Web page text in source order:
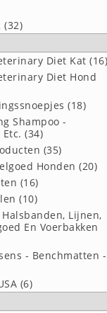
(32)
Diet Kat (16)
Diet Hond
(18)
Shampoo -
(34)
(35)
Honden (20)
(16)
(10)
Halsbanden, Lijnen,
En Voerbakken
- Benchmatten -
(6)